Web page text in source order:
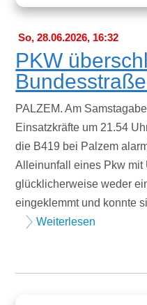
So, 28.06.2026, 16:32
PKW
PALZEM. Am
Einsatzkräfte um 21.54
die B419 bei Palzem
Alleinunfall eines Pkw mit
glücklicherweise weder
eingeklemmt und konnte
Weiterlesen